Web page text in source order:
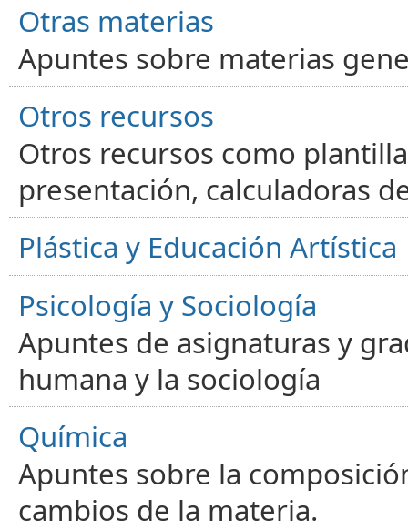
Otras materias
Apuntes sobre materias
Otros recursos
Otros recursos como
presentación, calculadoras
Plástica y Educación Artística
Psicología y Sociología
Apuntes de asignaturas y
humana y la sociología
Química
Apuntes sobre la
cambios de la materia.